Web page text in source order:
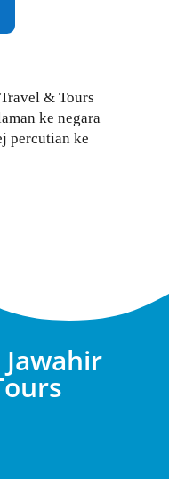
& Tours
ke negara
percutian ke